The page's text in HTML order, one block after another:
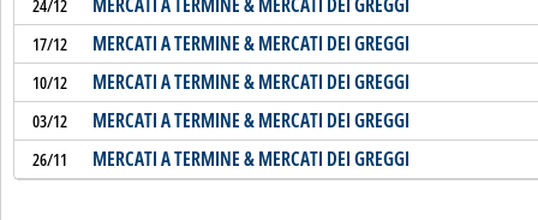
24/12
17/12 MERCATI A TERMINE & MERCATI DEI GREGGI
10/12 MERCATI A TERMINE & MERCATI DEI GREGGI
03/12 MERCATI A TERMINE & MERCATI DEI GREGGI
26/11 MERCATI A TERMINE & MERCATI DEI GREGGI